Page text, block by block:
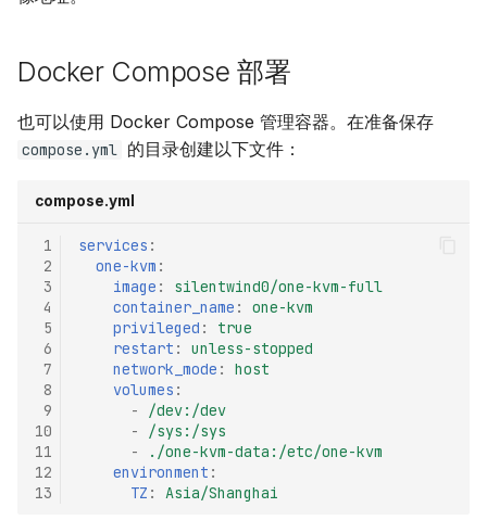
Docker Compose 部署
也可以使用 Docker Compose 管理容器。在准备保存
compose.yml 的目录创建以下文件：
compose.yml
1
2
3
4
5
6
7
8
9
10
11
12
13
services :
one-kvm :
image :
silentwind0/one-kvm-full
container_name :
one-kvm
privileged :
true
restart :
unless-stopped
network_mode :
host
volumes :
-
/dev:/dev
-
/sys:/sys
-
./one-kvm-data:/etc/one-kvm
environment :
TZ : Asia/Shanghai